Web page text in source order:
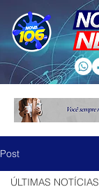
Post
ÚLTIMAS NOTÍCIAS